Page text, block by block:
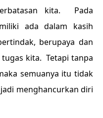
kita. Pada
ada dalam kasih
berupaya dan
kita. Tetapi tanpa
semuanya itu tidak
menghancurkan diri